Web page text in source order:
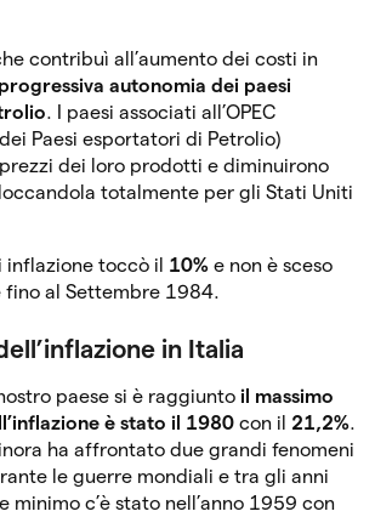
contribuì all’aumento dei costi in
progressiva autonomia dei paesi
. I paesi associati all’OPEC
Paesi esportatori di Petrolio)
dei loro prodotti e diminuirono
totalmente per gli Stati Uniti
inflazione toccò il 10% e non è sceso
al Settembre 1984.
in Italia
paese si è raggiunto il massimo
è stato il 1980 con il 21,2%.
ha affrontato due grandi fenomeni
le guerre mondiali e tra gli anni
minimo c’è stato nell’anno 1959 con